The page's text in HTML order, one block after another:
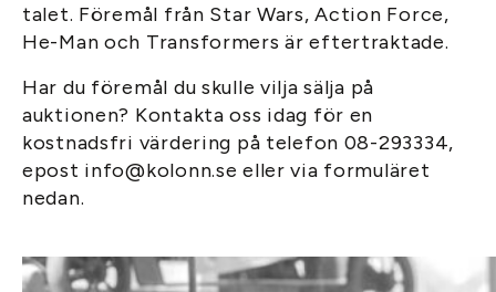
talet. Föremål från Star Wars, Action Force,
He-Man och Transformers är eftertraktade.
Har du föremål du skulle vilja sälja på
auktionen? Kontakta oss idag för en
kostnadsfri värdering på telefon 08-293334,
epost info@kolonn.se eller via formuläret
nedan.